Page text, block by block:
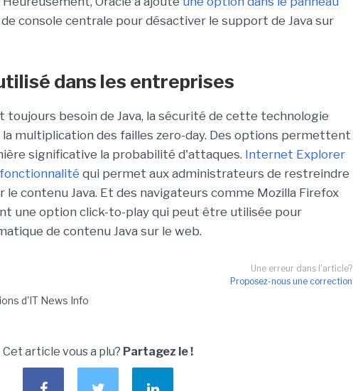
console centrale pour désactiver le support de Java sur
dans les entreprises
toujours besoin de Java, la sécurité de cette technologie
multiplication des failles zero-day. Des options permettent
significative la probabilité d'attaques. Internet Explorer
qui permet aux administrateurs de restreindre
le contenu Java. Et des navigateurs comme Mozilla Firefox
une option click-to-play qui peut être utilisée pour
de contenu Java sur le web.
Une erreur dans l'article?
Proposez-nous une correction
d'IT News Info
Cet article vous a plu? Partagez le !